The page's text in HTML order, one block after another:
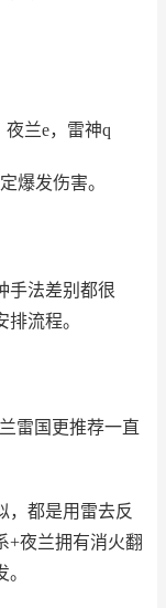
夜兰e，雷神q
爆发伤害。
手法差别都很
流程。
雷国更推荐一直
，都是用雷去反
+夜兰拥有消火翻